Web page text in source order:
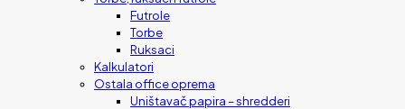
Futrole
Torbe
Ruksaci
Kalkulatori
Ostala office oprema
Uništavač papira – shredderi